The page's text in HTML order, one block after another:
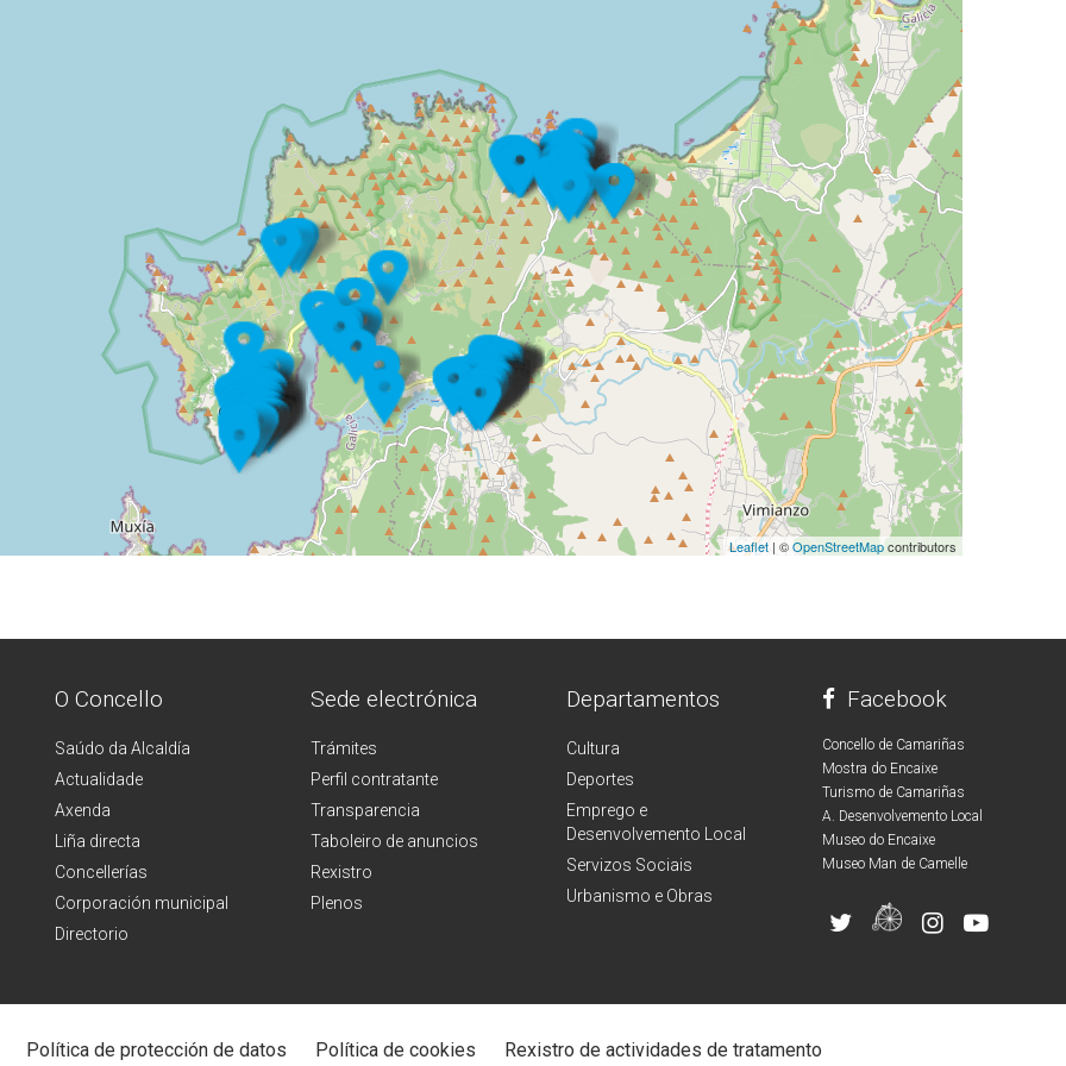
Leaflet | ©OpenStreetMapcontributors
O Concello
Saúdo da Alcaldía
Actualidade
Axenda
Liña directa
Concellerías
Corporación municipal
Directorio
Sede electrónica
Trámites
Perfil contratante
Transparencia
Taboleiro de anuncios
Rexistro
Plenos
Departamentos
Cultura
Deportes
Emprego e
Desenvolvemento Local
Servizos Sociais
Urbanismo e Obras
Facebook
Concello de Camariñas
Mostra do Encaixe
Turismo de Camariñas
A. Desenvolvemento Local
Museo do Encaixe
Museo Man de Camelle
Política de protección de datos Política de cookies Rexistro de actividades de tratamento